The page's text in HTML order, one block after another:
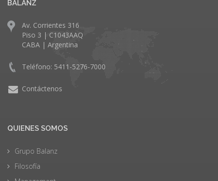
BALANZ
Av. Corrientes 316
Piso 3 | C1043AAQ
CABA | Argentina
Teléfono: 5411-5276-7000
Contáctenos
QUIENES SOMOS
Grupo Balanz
Filosofía